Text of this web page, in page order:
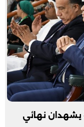
يشهدان نهائي